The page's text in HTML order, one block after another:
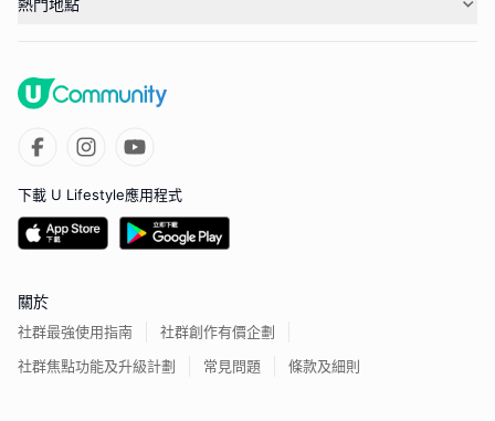
熱門地點
下載 U Lifestyle應用程式
關於
社群最強使用指南
社群創作有價企劃
社群焦點功能及升級計劃
常見問題 條款及細則